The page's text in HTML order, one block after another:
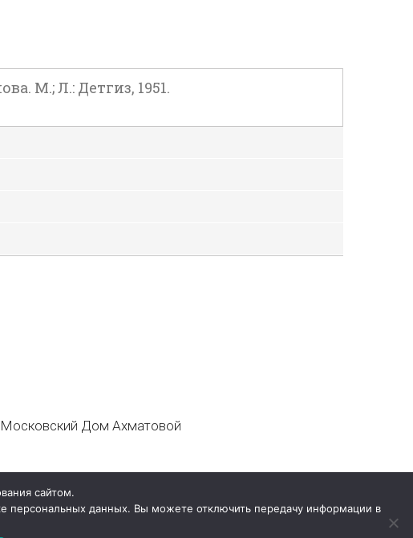
М.; Л.: Детгиз, 1951.
Московский Дом Ахматовой
сайтом.
персональных данных. Вы можете отключить передачу информации в